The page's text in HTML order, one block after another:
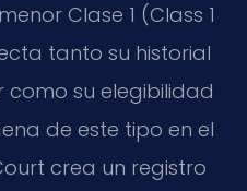
Clase 1 (Class 1
tanto su historial
su elegibilidad
de este tipo en el
crea un registro